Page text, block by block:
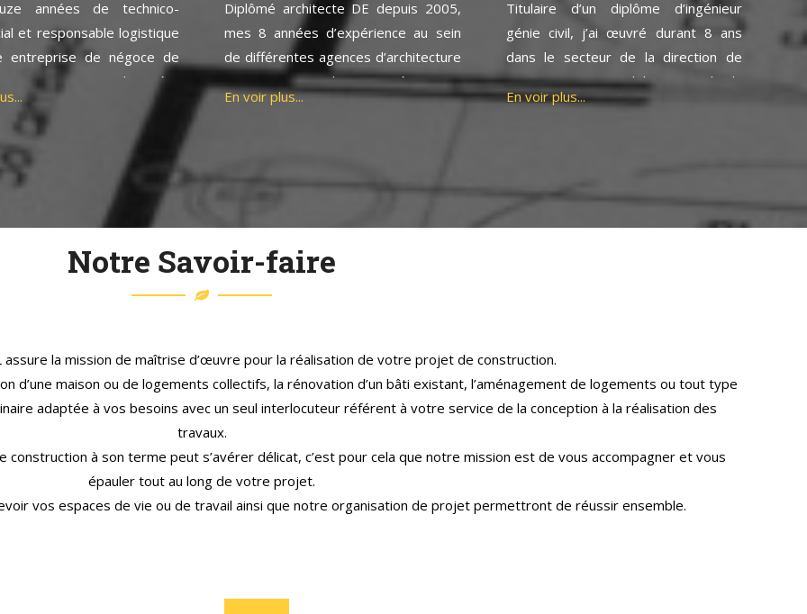
années de technico-
et responsable logistique
entreprise de négoce de
m’ont permis d’acquérir
expérience auprès des
des artisans et des
du bâtiment.
m’aident
à comprendre et à
au mieux à vos
qu’elles soient d’ordre
ou financières voir
pour vous
faire acquis auprès d’Alain
m’a également permis
toutes les facettes
administratives,
et environnementales
pour élaborer ensemble
Diplômé architecte DE depuis 2005,
mes 8 années d’expérience au sein
de différentes agences d’architecture
m’ont permis de m’imprégner et
étudier plusieurs typologies de
le secteur de l’habitat. Fort de ceci,
Architecte en 2012.
Avec Bati Travaux Conseil, nous
travaillons en lien permanent au sein
des mêmes locaux afin de définir et
collaboration permet à nos clients
comprendre vos idées et vos
ambitions. Nous modéliserons et
élaborerons vos projets selon vos
En voir plus...
Titulaire d’un diplôme d’ingénieur
génie civil, j’ai œuvré durant 8 ans
dans le secteur de la direction de
programmes immobiliers et de la
conduite d’opérations de
collaboration avec Alain GOUTAGNY,
son lot de spécificités, de solutions à
apporter, d’éventuelles innovations à
proposer. Cette approche et les
équipe nous permettent de mener à
veillant au respect des engagements
En voir plus...
Notre Savoir-faire
assure la mission de maîtrise d’œuvre pour la réalisation de votre projet de construction.
d’une maison ou de logements collectifs, la rénovation d’un bâti existant, l’aménagement de logements ou tout type
adaptée à vos besoins avec un seul interlocuteur référent à votre service de la conception à la réalisation des
travaux.
à son terme peut s’avérer délicat, c’est pour cela que notre mission est de vous accompagner et vous
épauler tout au long de votre projet.
vos espaces de vie ou de travail ainsi que notre organisation de projet permettront de réussir ensemble.